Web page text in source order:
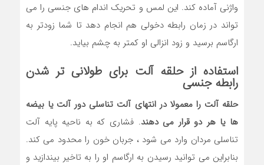
واژنی آماده کند. این لمس و تحریک اندام های جنسی را می
تواند در زمان رابطه دخولی هم انجام دهد تا شما زودتر به
ارگاسم برسید و زود انزالی او کمتر به چشم بیاید.
استفاده از حلقه آلت برای طولانی تر شدن
رابطه جنسی
حلقه آلت را معمولا در انتهای آلت تناسلی دور آلت یا بیضه
ها یا هر دو قرار می دهند. فشاری که به ناحیه پایه آلت
تناسلی مردان وارد می شود ، جربان خون را محدود می کند.
بنابراین می توانید رسیدن به ارگاسم او را به تاخیر بیندازید و